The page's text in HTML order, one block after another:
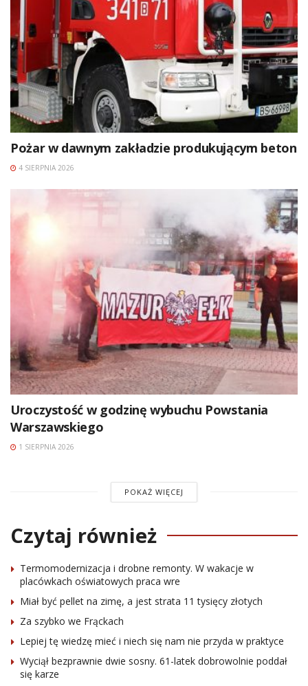
Pożar w dawnym zakładzie produkującym beton
4 SIERPNIA 2026
Uroczystość w godzinę wybuchu Powstania
Warszawskiego
1 SIERPNIA 2026
POKAŻ WIĘCEJ
Czytaj również
Termomodernizacja i drobne remonty. W wakacje w
placówkach oświatowych praca wre
Miał być pellet na zimę, a jest strata 11 tysięcy złotych
Za szybko we Frąckach
Lepiej tę wiedzę mieć i niech się nam nie przyda w praktyce
Wyciął bezprawnie dwie sosny. 61-latek dobrowolnie poddał
się karze